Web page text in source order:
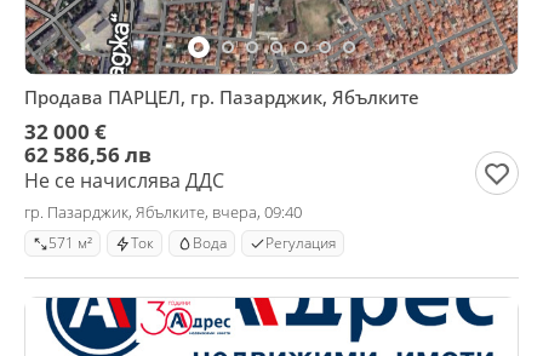
Продава ПАРЦЕЛ, гр. Пазарджик, Ябълките
32 000 €
62 586,56 лв
Не се начислява ДДС
гр. Пазарджик, Ябълките, вчера, 09:40
571 м² Ток Вода Регулация